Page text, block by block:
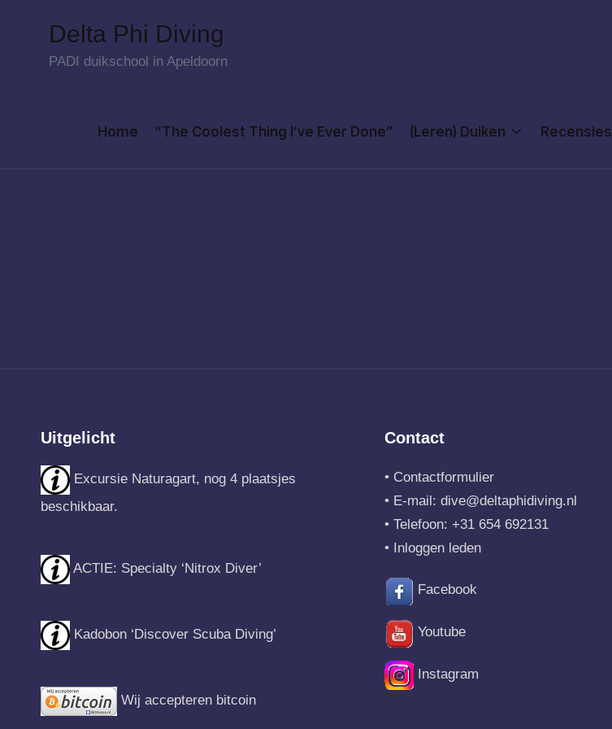
Delta Phi Diving
PADI duikschool in Apeldoorn
Home “The Coolest Thing I’ve Ever Done” (Leren) Duiken Recensies
Uitgelicht
Excursie Naturagart, nog 4 plaatsjes
beschikbaar.
ACTIE: Specialty ‘Nitrox Diver’
Kadobon ‘Discover Scuba Diving’
Wij accepteren bitcoin
Contact
• Contactformulier
• E-mail: dive@deltaphidiving.nl
• Telefoon: +31 654 692131
• Inloggen leden
Facebook
Youtube
Instagram